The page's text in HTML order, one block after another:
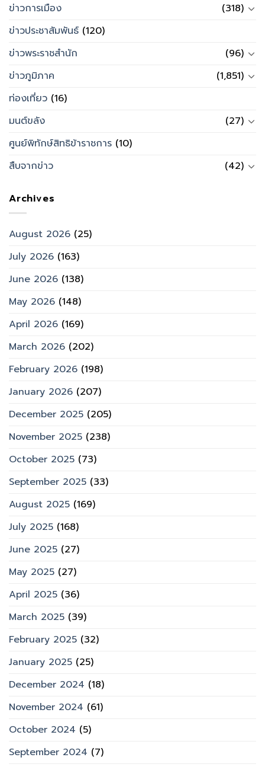
ข่าวการเมือง
(318)
ข่าวประชาสัมพันธ์ (120)
ข่าวพระราชสำนัก
(96)
ข่าวภูมิภาค
(1,851)
ท่องเที่ยว (16)
มนต์ขลัง
(27)
ศูนย์พิทักษ์สิทธิข้าราชการ (10)
สืบจากข่าว
(42)
Archives
August 2026 (25)
July 2026 (163)
June 2026 (138)
May 2026 (148)
April 2026 (169)
March 2026 (202)
February 2026 (198)
January 2026 (207)
December 2025 (205)
November 2025 (238)
October 2025 (73)
September 2025 (33)
August 2025 (169)
July 2025 (168)
June 2025 (27)
May 2025 (27)
April 2025 (36)
March 2025 (39)
February 2025 (32)
January 2025 (25)
December 2024 (18)
November 2024 (61)
October 2024 (5)
September 2024 (7)